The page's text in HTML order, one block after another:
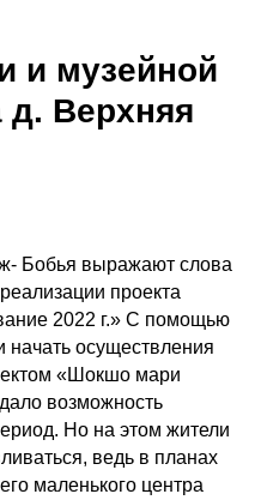
и музейной
д. Верхняя
Бобья выражают слова
проекта
2022 г.» С помощью
начать осуществления
«Шокшо мари
возможность
Но на этом жители
ведь в планах
маленького центра